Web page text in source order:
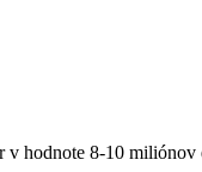
hodnote 8-10 miliónov